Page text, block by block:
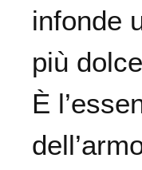
infonde
più
È